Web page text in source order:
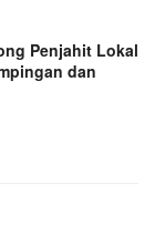
Penjahit Lokal
dan